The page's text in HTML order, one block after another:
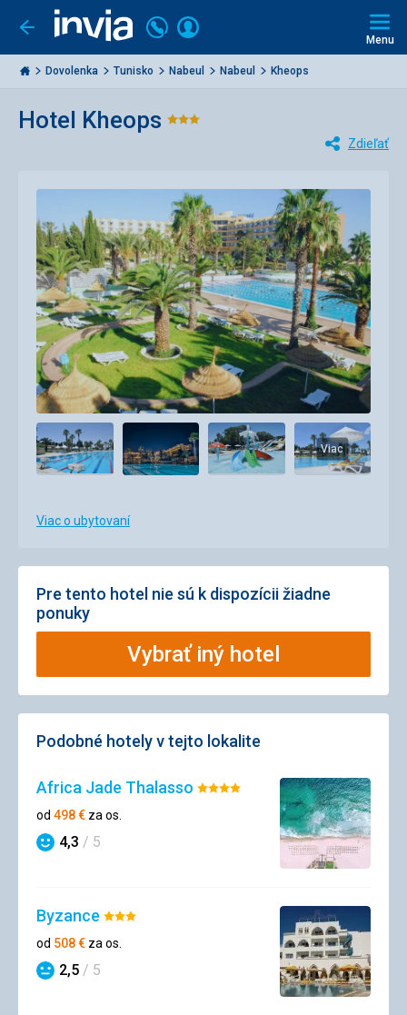
Ísť
späť
Invia.sk
Volajte
+421
2
3221
Prihlásiť
Menu
Dovolenka Tunisko Nabeul Nabeul‎ Kheops
Hotel Kheops Hodnotenie:
Zdieľať
Viac
Viac o ubytovaní
Pre tento hotel nie sú k dispozícii žiadne
ponuky
Vybrať iný hotel
Podobné hotely v tejto lokalite
Africa Jade Thalasso Hodnotenie:
od 498€ za os.
Hodnotenie
4,3 / 5
Byzance Hodnotenie:
3/5
od 508€ za os.
Hodnotenie
2,5 / 5